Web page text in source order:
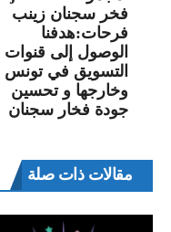
فخر سجنان زينب
فرحات:هدفنا
الوصول إلى قنوات
التسويق في تونس
وخارجها و تحسين
جودة فخار سجنان
مقالات ذات صلة